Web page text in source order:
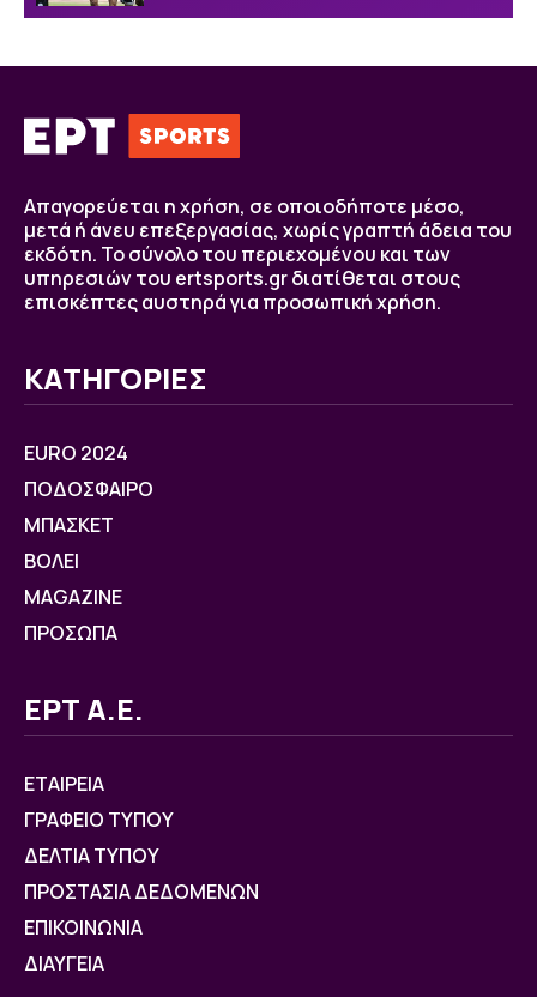
Απαγορεύεται η χρήση, σε οποιοδήποτε μέσο,
μετά ή άνευ επεξεργασίας, χωρίς γραπτή άδεια του
εκδότη. Το σύνολο του περιεχομένου και των
υπηρεσιών του ertsports.gr διατίθεται στους
επισκέπτες αυστηρά για προσωπική χρήση.
ΚΑΤΗΓΟΡΙΕΣ
EURO 2024
ΠΟΔΟΣΦΑΙΡΟ
ΜΠΑΣΚΕΤ
ΒOΛΕΙ
MAGAZINE
ΠΡΟΣΩΠΑ
ΕΡΤ Α.Ε.
ΕΤΑΙΡΕΙΑ
ΓΡΑΦΕΙΟ ΤΥΠΟΥ
ΔΕΛΤΙΑ ΤΥΠΟΥ
ΠΡΟΣΤΑΣΙΑ ΔΕΔΟΜΕΝΩΝ
ΕΠΙΚΟΙΝΩΝΙΑ
ΔΙΑΥΓΕΙΑ